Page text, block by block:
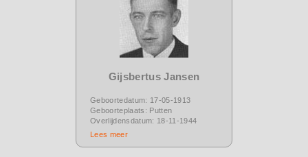
Gijsbertus Jansen
Geboortedatum: 17-05-1913
Geboorteplaats: Putten
Overlijdensdatum: 18-11-1944
Lees meer